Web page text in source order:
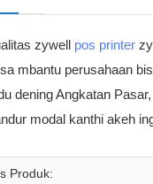
zywell pos printer
mbantu perusahaan
dening Angkatan
modal kanthi akeh
Produk: